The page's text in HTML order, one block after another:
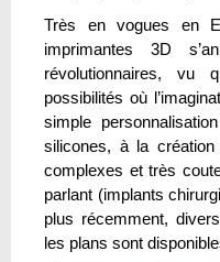
Très en vogues en
imprimantes 3D
révolutionnaires, vu
possibilités où
simple
silicones, à la création
complexes et très
parlant (implants
plus récemment,
les plans sont